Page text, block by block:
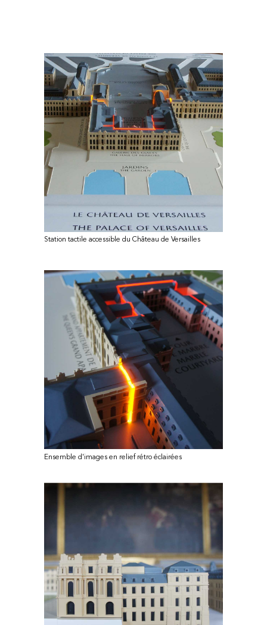
Station tactile accessible du Château de Versailles
Ensemble d'images en relief rétro éclairées